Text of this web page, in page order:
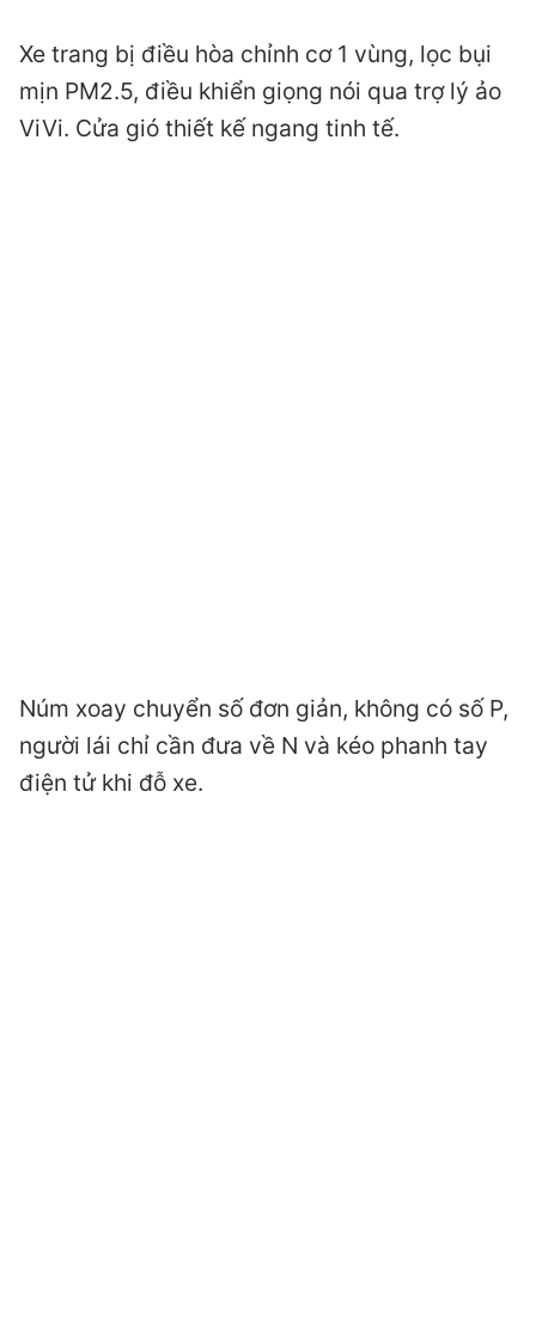
Xe trang bị điều hòa chỉnh cơ 1 vùng, lọc bụi
mịn PM2.5, điều khiển giọng nói qua trợ lý ảo
ViVi. Cửa gió thiết kế ngang tinh tế.
Núm xoay chuyển số đơn giản, không có số P,
người lái chỉ cần đưa về N và kéo phanh tay
điện tử khi đỗ xe.